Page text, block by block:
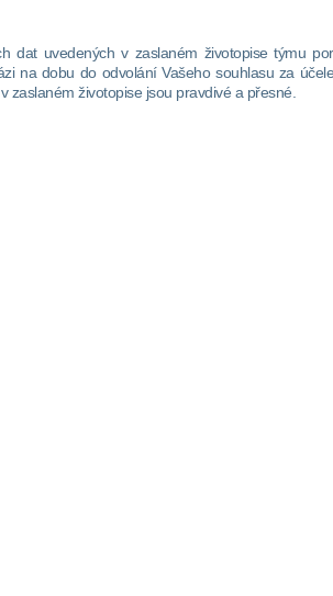
dat uvedených v zaslaném životopise týmu
na dobu do odvolání Vašeho souhlasu za
životopise jsou pravdivé a přesné.